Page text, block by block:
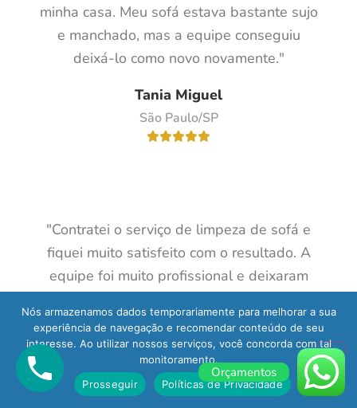
minha casa. Meu sofá estava bastante sujo
e manchado, mas a equipe conseguiu
deixá-lo como novo novamente."
Tania Miguel
São Paulo/SP
"Contratei o serviço de limpeza de sofá e
fiquei muito satisfeito com o resultado. A
equipe foi muito profissional e deixaram
eles foram bastante pontuais. Com certeza
recomendo a empresa para quem precisa
de uma limpeza profissional."
Orçamentos
Nós armazenamos dados temporariamente para melhorar a sua
experiência de navegação e recomendar conteúdo de seu
interesse. Ao utilizar nossos serviços, você concorda com tal
monitoramento.
Prosseguir
Políticas de Privacidade